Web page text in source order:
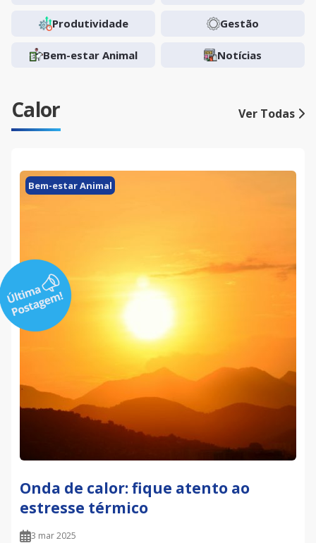
Produtividade Gestão
Bem-estar Animal Notícias
Calor Ver Todas
Bem-estar Animal
Onda de calor: fique atento ao
estresse térmico
3 mar 2025